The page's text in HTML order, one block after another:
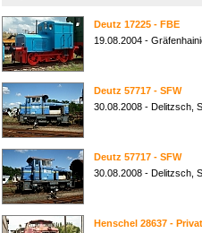
Deutz 17225 - FBE
19.08.2004 -
Deutz 57717 - SFW
30.08.2008 - Delitzsch,
Deutz 57717 - SFW
30.08.2008 - Delitzsch,
Henschel 28637 -